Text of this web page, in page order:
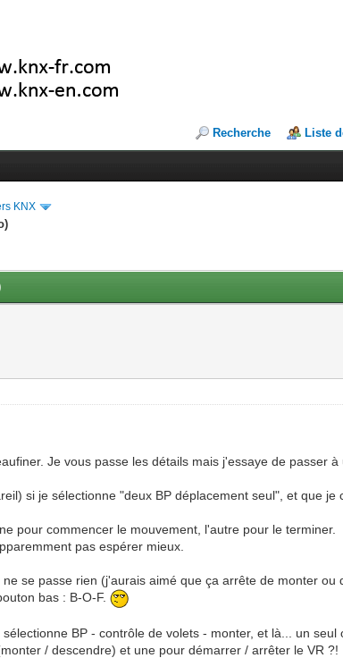
Recherche Liste
KNX
Je vous passe les détails mais j'essaye de passer
si je sélectionne "deux BP déplacement seul", et que
pour commencer le mouvement, l'autre pour le terminer.
pas espérer mieux.
se passe rien (j'aurais aimé que ça arrête de monter
bas : B-O-F.
BP - contrôle de volets - monter, et là... un
/ descendre) et une pour démarrer / arrêter le VR ?!